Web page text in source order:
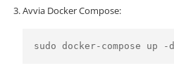
Avvia Docker Compose:
sudo docker-compose up -d